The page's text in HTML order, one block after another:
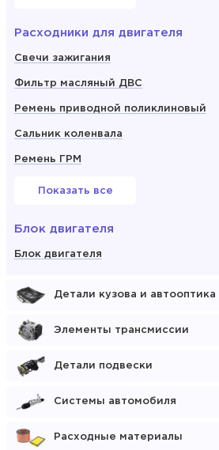
Расходники для двигателя
Свечи зажигания
Фильтр масляный ДВС
Ремень приводной поликлиновый
Сальник коленвала
Ремень ГРМ
Показать все
Блок двигателя
Блок двигателя
Детали кузова и автооптика
Элементы трансмиссии
Детали подвески
Системы автомобиля
Расходные материалы